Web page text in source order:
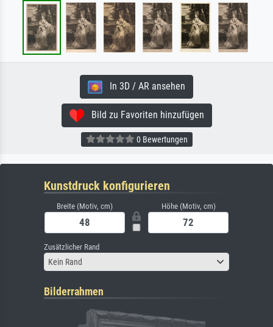
In 3D / AR ansehen
Bild zu Favoriten hinzufügen
0 Bewertungen
Kunstdruck konfigurieren
Breite (Motiv, cm) Höhe (Motiv, cm)
Zusätzlicher Rand
Kein Rand
Bilderrahmen